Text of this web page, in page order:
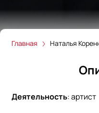
Главная Наталья
Деятельность:артист